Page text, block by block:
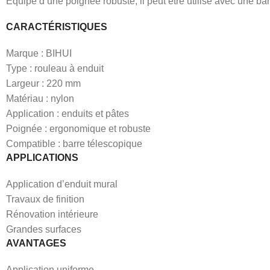
CARACTÉRISTIQUES
Marque : BIHUI
Type : rouleau à enduit
Largeur : 220 mm
Matériau : nylon
Application : enduits et pâtes
Poignée : ergonomique et robuste
Compatible : barre télescopique
APPLICATIONS
Application d’enduit mural
Travaux de finition
Rénovation intérieure
Grandes surfaces
AVANTAGES